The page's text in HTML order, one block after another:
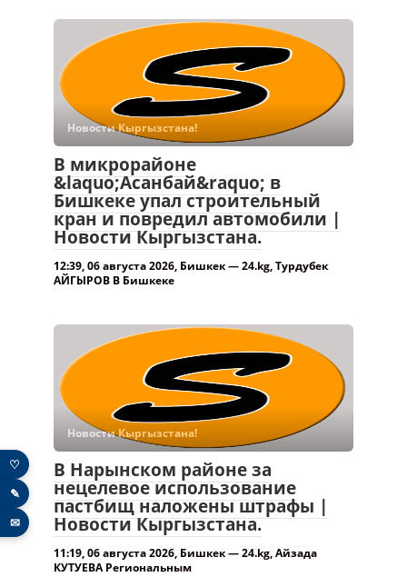
Новости Кыргызстана!
В микрорайоне
&laquo;Асанбай&raquo; в
Бишкеке упал строительный
кран и повредил автомобили |
Новости Кыргызстана.
12:39, 06 августа 2026, Бишкек — 24.kg, Турдубек
АЙГЫРОВ В Бишкеке
Новости Кыргызстана!
В Нарынском районе за
нецелевое использование
пастбищ наложены штрафы |
Новости Кыргызстана.
11:19, 06 августа 2026, Бишкек — 24.kg, Айзада
КУТУЕВА Региональным
♡
✎
✉